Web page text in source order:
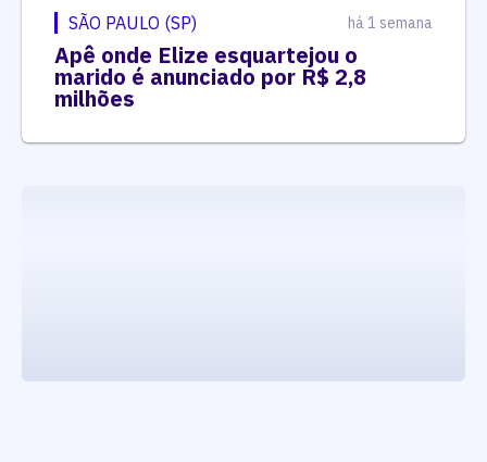
SÃO PAULO (SP) há 1 semana
Apê onde Elize esquartejou o
marido é anunciado por R$ 2,8
milhões